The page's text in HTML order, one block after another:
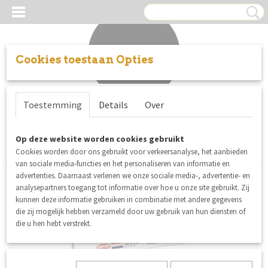
Inloggen Registreren
alleen in de winkel
Cookies toestaan Opties
Toestemming Details Over
Op deze website worden cookies gebruikt
Cookies worden door ons gebruikt voor verkeersanalyse, het aanbieden
van sociale media-functies en het personaliseren van informatie en
advertenties. Daarnaast verlenen we onze sociale media-, advertentie- en
analysepartners toegang tot informatie over hoe u onze site gebruikt. Zij
kunnen deze informatie gebruiken in combinatie met andere gegevens
die zij mogelijk hebben verzameld door uw gebruik van hun diensten of
die u hen hebt verstrekt.